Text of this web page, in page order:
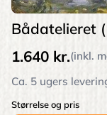
Bådatelieret
1.640 kr.(inkl.
Ca. 5 ugers
Størrelse og pris